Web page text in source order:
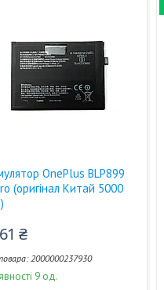
OnePlus BLP899
(оригінал Китай 5000
₴
2000000237930
9 од.